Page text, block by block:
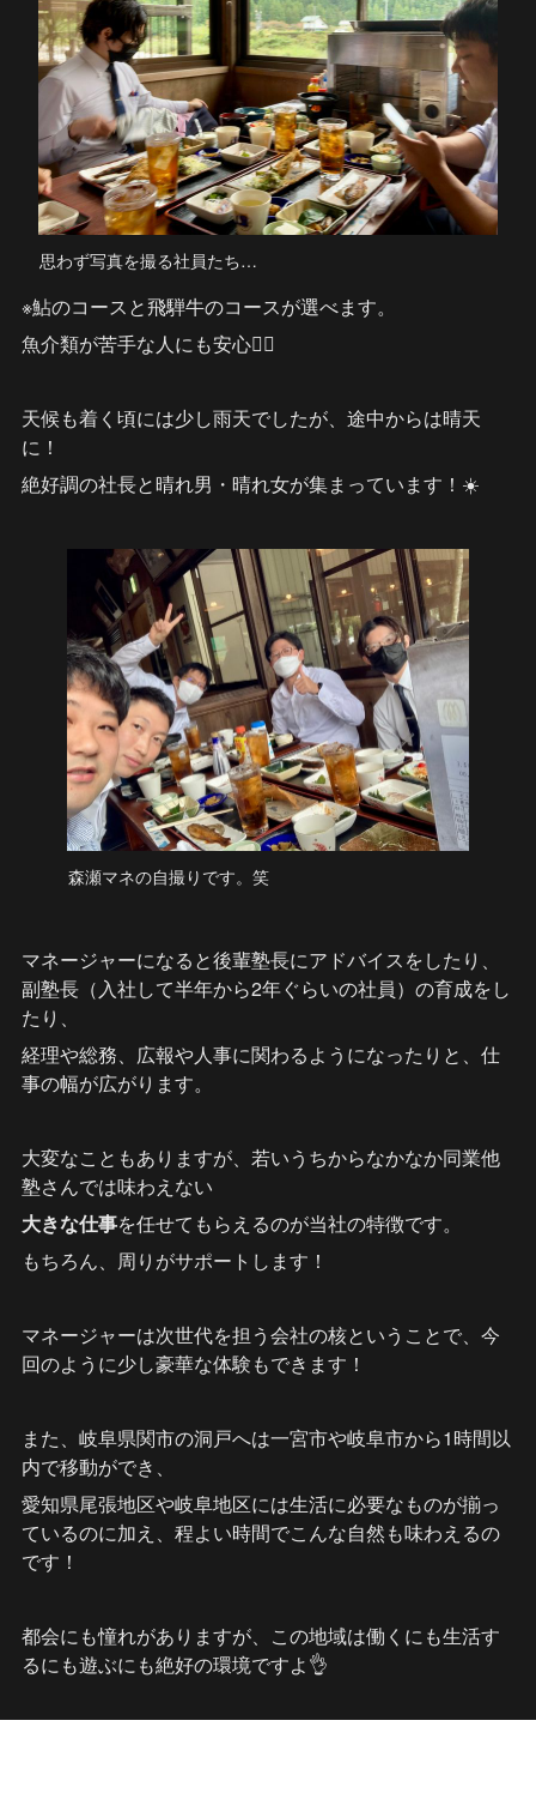
思わず写真を撮る社員たち…
※鮎のコースと飛騨牛のコースが選べます。
魚介類が苦手な人にも安心👍🏻
天候も着く頃には少し雨天でしたが、途中からは晴天
に！
絶好調の社長と晴れ男・晴れ女が集まっています！☀️
森瀬マネの自撮りです。笑
マネージャーになると後輩塾長にアドバイスをしたり、
副塾長（入社して半年から2年ぐらいの社員）の育成をし
たり、
経理や総務、広報や人事に関わるようになったりと、仕
事の幅が広がります。
大変なこともありますが、若いうちからなかなか同業他
塾さんでは味わえない
大きな仕事を任せてもらえるのが当社の特徴です。
もちろん、周りがサポートします！
マネージャーは次世代を担う会社の核ということで、今
回のように少し豪華な体験もできます！
また、岐阜県関市の洞戸へは一宮市や岐阜市から1時間以
内で移動ができ、
愛知県尾張地区や岐阜地区には生活に必要なものが揃っ
ているのに加え、程よい時間でこんな自然も味わえるの
です！
都会にも憧れがありますが、この地域は働くにも生活す
るにも遊ぶにも絶好の環境ですよ👌